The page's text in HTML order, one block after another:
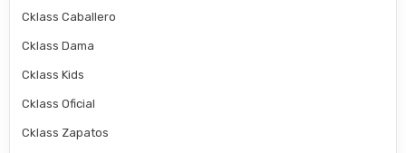
Cklass Caballero
Cklass Dama
Cklass Kids
Cklass Oficial
Cklass Zapatos